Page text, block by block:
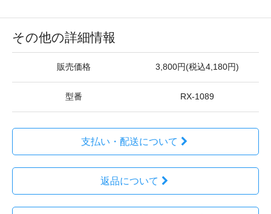
その他の詳細情報
販売価格 3,800円(税込4,180円)
型番 RX-1089
支払い・配送について
返品について